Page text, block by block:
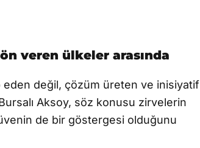
veren ülkeler arasında
eden değil, çözüm üreten ve inisiyatif
Aksoy, söz konusu zirvelerin
de bir göstergesi olduğunu